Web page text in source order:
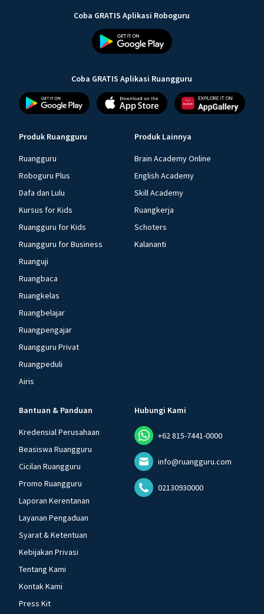
Coba GRATIS Aplikasi Roboguru
Coba GRATIS Aplikasi Ruangguru
Produk Ruangguru
Ruangguru
Roboguru Plus
Dafa dan Lulu
Kursus for Kids
Ruangguru for Kids
Ruangguru for Business
Ruanguji
Ruangbaca
Ruangkelas
Ruangbelajar
Ruangpengajar
Ruangguru Privat
Ruangpeduli
Airis
Produk Lainnya
Brain Academy Online
English Academy
Skill Academy
Ruangkerja
Schoters
Kalananti
Bantuan & Panduan
Kredensial Perusahaan
Beasiswa Ruangguru
Cicilan Ruangguru
Promo Ruangguru
Laporan Kerentanan
Layanan Pengaduan
Syarat & Ketentuan
Kebijakan Privasi
Tentang Kami
Kontak Kami
Press Kit
Hubungi Kami
+62 815-7441-0000
info@ruangguru.com
02130930000